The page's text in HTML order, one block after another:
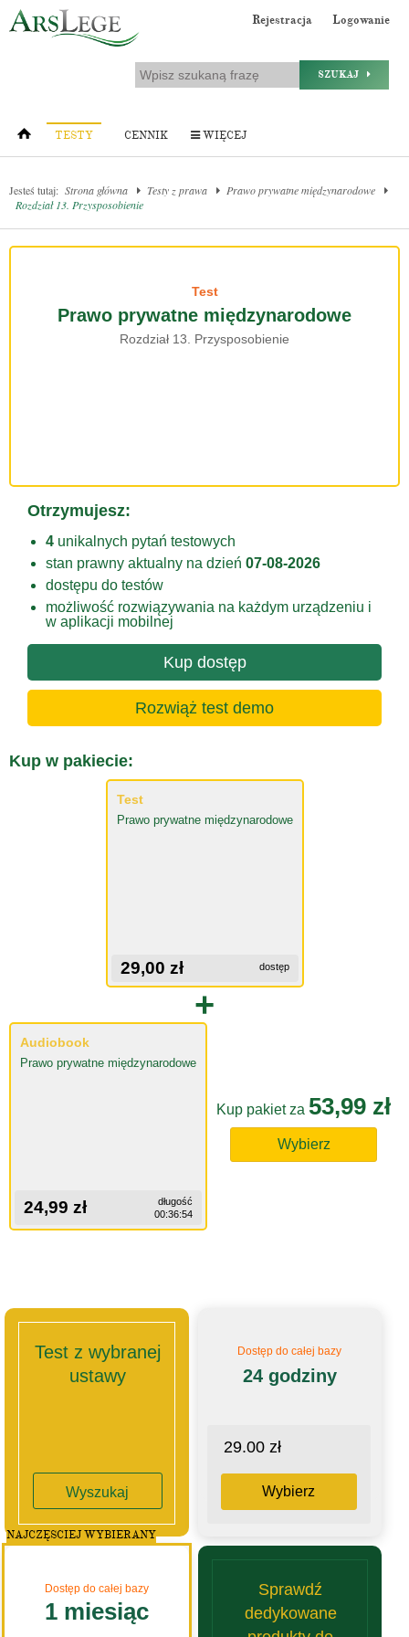
Rejestracja Logowanie
SZUKAJ
TESTY CENNIK WIĘCEJ
Jesteś tutaj: Strona główna Testy z prawa
Prawo prywatne międzynarodowe
Rozdział 13. Przysposobienie
Test
Prawo prywatne międzynarodowe
Rozdział 13. Przysposobienie
Otrzymujesz:
4 unikalnych pytań testowych
stan prawny aktualny na dzień 07-08-2026
dostępu do testów
możliwość rozwiązywania na każdym urządzeniu i
w aplikacji mobilnej
Kup dostęp
Rozwiąż test demo
Kup w pakiecie:
Test
Prawo prywatne międzynarodowe
29,00 zł dostęp
+
Audiobook
Prawo prywatne międzynarodowe
24,99 zł
długość
00:36:54
Kup pakiet za 53,99 zł
Wybierz
Test z wybranej
ustawy
Wyszukaj
Dostęp do całej bazy
24 godziny
29.00 zł
Wybierz
Dostęp do całej bazy
1 miesiąc
NAJCZĘSCIEJ WYBIERANY
Sprawdź
dedykowane